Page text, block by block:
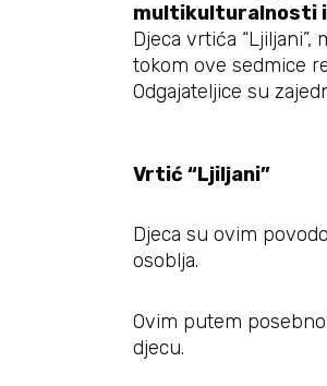
multikulturalnosti
Djeca vrtića
tokom ove sedmice
Odgajateljice su
Vrtić “Ljiljani”
Djeca su ovim
osoblja.
Ovim putem
djecu.